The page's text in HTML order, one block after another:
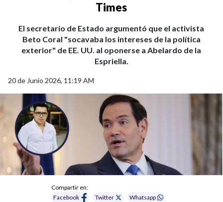
Times
El secretario de Estado argumentó que el activista
Beto Coral "socavaba los intereses de la política
exterior" de EE. UU. al oponerse a Abelardo de la
Espriella.
20 de Junio 2026, 11:19 AM
Compartir en:
Facebook
Twitter Whatsapp